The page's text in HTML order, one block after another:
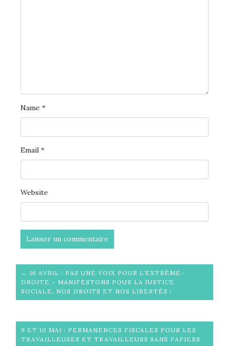
Name *
Email *
Website
← 16 AVRIL : PAS UNE VOIX POUR L’EXTRÊME-
DROITE – MANIFESTONS POUR LA JUSTICE
SOCIALE, NOS DROITS ET NOS LIBERTÉS !
9 ET 10 MAI : PERMANENCES FISCALES POUR LES
TRAVAILLEUSES ET TRAVAILLEURS SANS PAPIERS